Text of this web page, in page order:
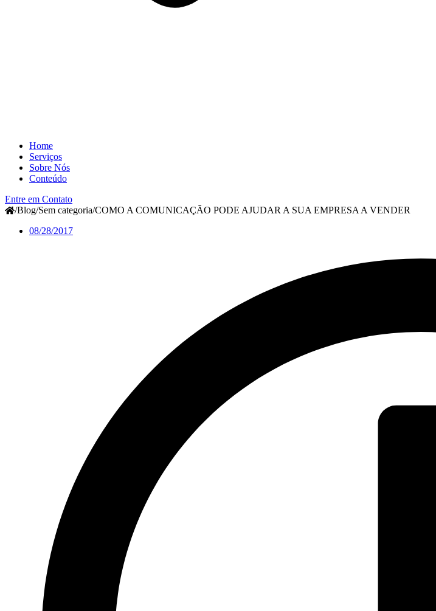
Home
Serviços
Sobre Nós
Conteúdo
Entre em Contato
/Blog/Sem categoria/COMO A COMUNICAÇÃO PODE AJUDAR A SUA EMPRESA A VENDER
08/28/2017